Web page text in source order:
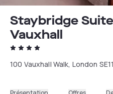
Staybridge
Vauxhall
100 Vauxhall Walk, London